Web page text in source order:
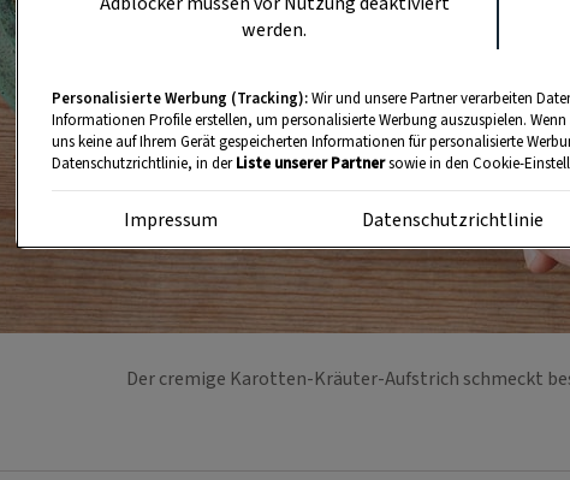
Der cremige Karotten-Kräuter-Aufstrich schmeckt
werden.
Personalisierte Werbung (Tracking):Wir und unsere Partner verarbeiten
Informationen Profile erstellen, um personalisierte Werbung auszuspielen.
uns keine auf Ihrem Gerät gespeicherten Informationen für personalisierte
Datenschutzrichtlinie, in derListe unserer Partnersowie in den Cookie-
Impressum Datenschutzrichtlinie